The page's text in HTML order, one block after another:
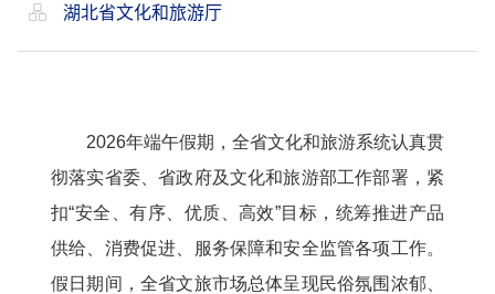
湖北省文化和旅游厅
2026年端午假期，全省文化和旅游系统认真贯
彻落实省委、省政府及文化和旅游部工作部署，紧
扣“安全、有序、优质、高效”目标，统筹推进产品
供给、消费促进、服务保障和安全监管各项工作。
假日期间，全省文旅市场总体呈现民俗氛围浓郁、